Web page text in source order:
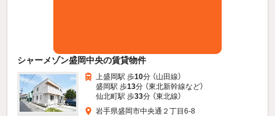
シャーメゾン盛岡中央の賃貸物件
上盛岡駅 歩10分 （山田線）
盛岡駅 歩13分 （東北新幹線など）
仙北町駅 歩33分 （東北線）
岩手県盛岡市中央通２丁目6-8